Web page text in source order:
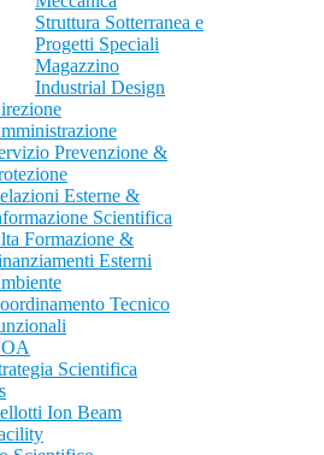
Struttura Sotterranea e
Progetti Speciali
Magazzino
Industrial Design
Prevenzione &
Esterne &
Scientifica
Formazione &
Esterni
Tecnico
Scientifica
Ion Beam